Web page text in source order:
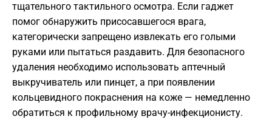
тщательного тактильного осмотра. Если гаджет
помог обнаружить присосавшегося врага,
категорически запрещено извлекать его голыми
руками или пытаться раздавить. Для безопасного
удаления необходимо использовать аптечный
выкручиватель или пинцет, а при появлении
кольцевидного покраснения на коже — немедленно
обратиться к профильному врачу-инфекционисту.